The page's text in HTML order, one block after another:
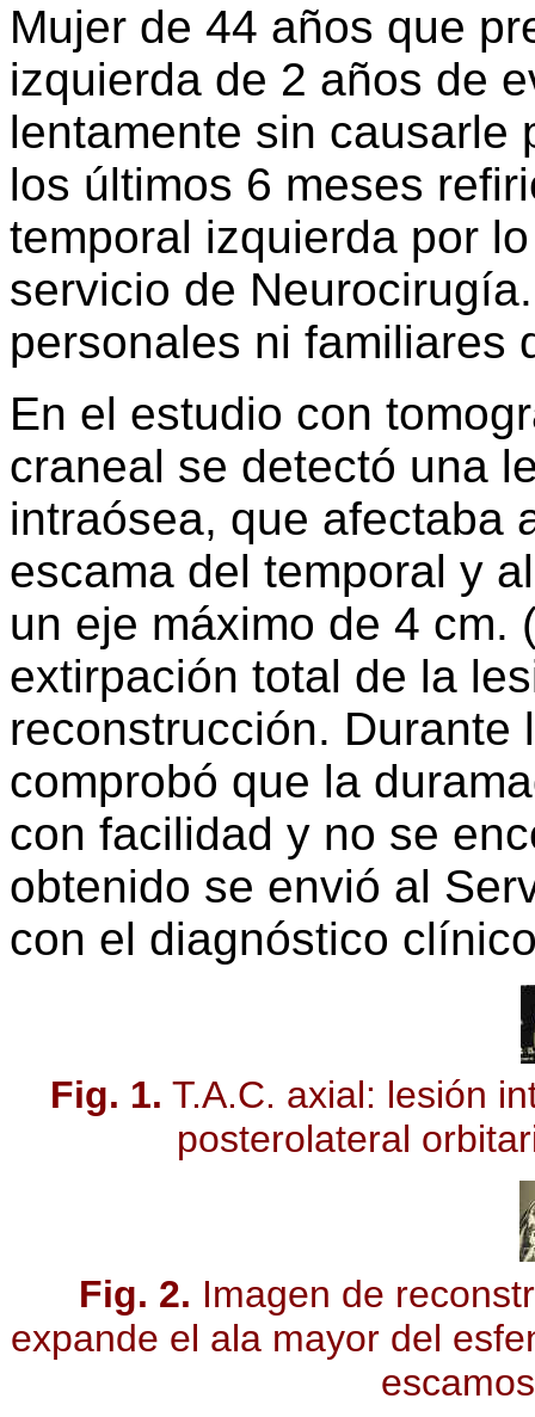
Mujer de 44 años que
izquierda de 2 años de
lentamente sin causarle
los últimos 6 meses
temporal izquierda por
servicio de
personales ni familiares
En el estudio con
craneal se detectó una
intraósea, que afectaba
escama del temporal y
un eje máximo de 4 cm.
extirpación total de la
reconstrucción. Durante
comprobó que la
con facilidad y no se
obtenido se envió al
con el diagnóstico
Fig. 1. T.A.C. axial: lesión
posterolateral
Fig. 2. Imagen de
expande el ala mayor del